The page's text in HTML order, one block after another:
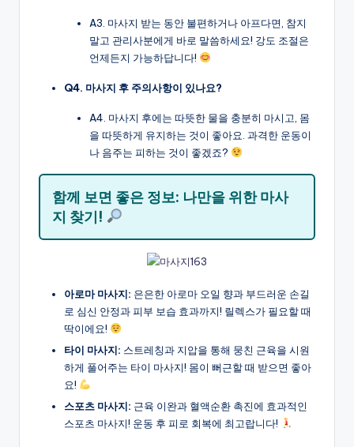
A3. 마사지 받는 동안 불편하거나 아프다면, 참지
말고 관리사분에게 바로 말씀하세요! 강도 조절은
언제든지 가능하답니다!
Q4. 마사지 후 주의사항이 있나요?
A4. 마사지 후에는 따뜻한 물을 충분히 마시고, 몸
을 따뜻하게 유지하는 것이 좋아요. 과격한 운동이
나 음주는 피하는 것이 좋겠죠?
함께 보면 좋은 정보: 나만을 위한 마사
지 찾기!
아로마 마사지: 은은한 아로마 오일 향과 부드러운 손길
로 심신 안정과 피부 보습 효과까지! 릴렉스가 필요할 때
딱이에요!
타이 마사지: 스트레칭과 지압을 통해 뭉친 근육을 시원
하게 풀어주는 타이 마사지! 몸이 뻐근할 때 받으면 좋아
요!
스포츠 마사지: 근육 이완과 혈액순환 촉진에 효과적인
스포츠 마사지! 운동 후 피로 회복에 최고랍니다!